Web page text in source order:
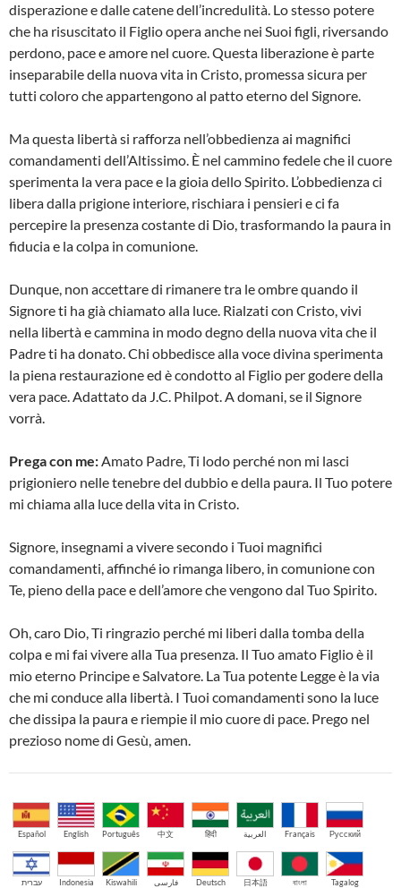
disperazione e dalle catene dell’incredulità. Lo stesso potere
che ha risuscitato il Figlio opera anche nei Suoi figli, riversando
perdono, pace e amore nel cuore. Questa liberazione è parte
inseparabile della nuova vita in Cristo, promessa sicura per
tutti coloro che appartengono al patto eterno del Signore.
Ma questa libertà si rafforza nell’obbedienza ai magnifici
comandamenti dell’Altissimo. È nel cammino fedele che il cuore
sperimenta la vera pace e la gioia dello Spirito. L’obbedienza ci
libera dalla prigione interiore, rischiara i pensieri e ci fa
percepire la presenza costante di Dio, trasformando la paura in
fiducia e la colpa in comunione.
Dunque, non accettare di rimanere tra le ombre quando il
Signore ti ha già chiamato alla luce. Rialzati con Cristo, vivi
nella libertà e cammina in modo degno della nuova vita che il
Padre ti ha donato. Chi obbedisce alla voce divina sperimenta
la piena restaurazione ed è condotto al Figlio per godere della
vera pace. Adattato da J.C. Philpot. A domani, se il Signore
vorrà.
Prega con me:Amato Padre, Ti lodo perché non mi lasci
prigioniero nelle tenebre del dubbio e della paura. Il Tuo potere
mi chiama alla luce della vita in Cristo.
Signore, insegnami a vivere secondo i Tuoi magnifici
comandamenti, affinché io rimanga libero, in comunione con
Te, pieno della pace e dell’amore che vengono dal Tuo Spirito.
Oh, caro Dio, Ti ringrazio perché mi liberi dalla tomba della
colpa e mi fai vivere alla Tua presenza. Il Tuo amato Figlio è il
mio eterno Principe e Salvatore. La Tua potente Legge è la via
che mi conduce alla libertà. I Tuoi comandamenti sono la luce
che dissipa la paura e riempie il mio cuore di pace. Prego nel
prezioso nome di Gesù, amen.
Español English Português 中文 हिंदी العربية Français Русский
עברית Indonesia Kiswahili فارسی Deutsch 日本語 বাংলা Tagalog